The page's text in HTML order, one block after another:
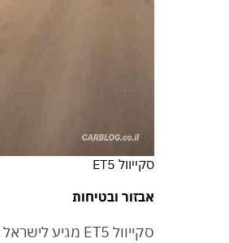
סקייוול ET5
אבזור ובטיחות